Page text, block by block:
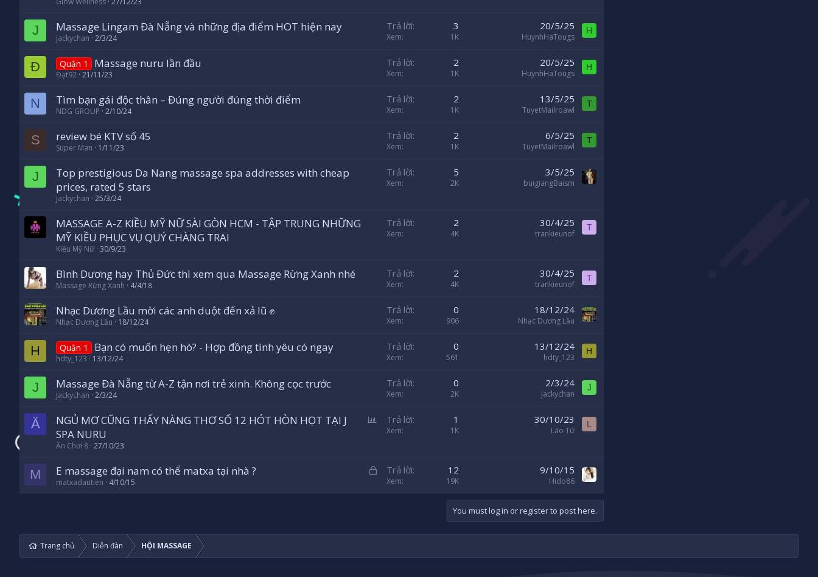
J Massage Lingam Đà Nẵng và những địa điểm HOT hiện nay
jackychan 2/3/24
Trả lời 3
Xem 1K
20/5/25
HuynhHaTougs
H
Đ Quận 1 Massage nuru lần đầu
Đạt92 21/11/23
Trả lời 2
Xem 1K
20/5/25
HuynhHaTougs
H
N Tìm bạn gái độc thân – Đúng người đúng thời điểm
NDG GROUP 2/10/24
Trả lời 2
Xem 1K
13/5/25
TuyetMailroawl
T
S review bé KTV số 45
Super Man 1/11/23
Trả lời 2
Xem 1K
6/5/25
TuyetMailroawl
T
J
Top prestigious Da Nang massage spa addresses with cheap
prices, rated 5 stars
jackychan 25/3/24
Trả lời 5
Xem 2K
3/5/25
buigiangBaism
MASSAGE A-Z KIỀU MỸ NỮ SÀI GÒN HCM - TẬP TRUNG NHỮNG
MỸ KIỀU PHỤC VỤ QUÝ CHÀNG TRAI
Kiều Mỹ Nữ 30/9/23
Trả lời 2
Xem 4K
30/4/25
trankieunof
T
Bình Dương hay Thủ Đức thì xem qua Massage Rừng Xanh nhé
Massage Rừng Xanh 4/4/18
Trả lời 2
Xem 4K
30/4/25
trankieunof
T
Nhạc Dương Lầu mời các anh duột đến xả lũ ✊
Nhạc Dương Lầu 18/12/24
Trả lời 0
Xem 906
18/12/24
Nhạc Dương Lầu
H Quận 1 Bạn có muốn hẹn hò? - Hợp đồng tình yêu có ngay
hdty_123 13/12/24
Trả lời 0
Xem 561
13/12/24
hdty_123
H
J Massage Đà Nẵng từ A-Z tận nơi trẻ xinh. Không cọc trước
jackychan 2/3/24
Trả lời 0
Xem 2K
2/3/24
jackychan
J
Ă
c
NGỦ MƠ CŨNG THẤY NÀNG THƠ SỐ 12 HÓT HÒN HỌT TẠI J
SPA NURU
Ăn Chơi 8 27/10/23
Trả lời 1
Xem 1K
30/10/23
Lão Tứ
L
M
Đ
a
E massage đại nam có thể matxa tại nhà ?
matxadautien 4/10/15
Trả lời 12
Xem 19K
9/10/15
Hido86
You must log in or register to post here.
Trang chủ Diễn đàn HỘI MASSAGE